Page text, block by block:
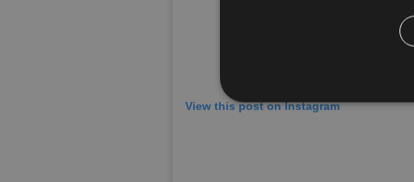
View this post on Instagram